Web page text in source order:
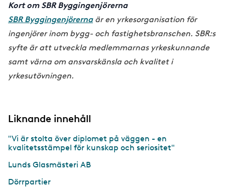
Kort om SBR Byggingenjörerna
SBR Byggingenjörernaär en yrkesorganisation för
ingenjörer inom bygg- och fastighetsbranschen. SBR:s
syfte är att utveckla medlemmarnas yrkeskunnande
samt värna om ansvarskänsla och kvalitet i
yrkesutövningen.
Liknande innehåll
"Vi är stolta över diplomet på väggen - en
kvalitetsstämpel för kunskap och seriositet"
Lunds Glasmästeri AB
Dörrpartier